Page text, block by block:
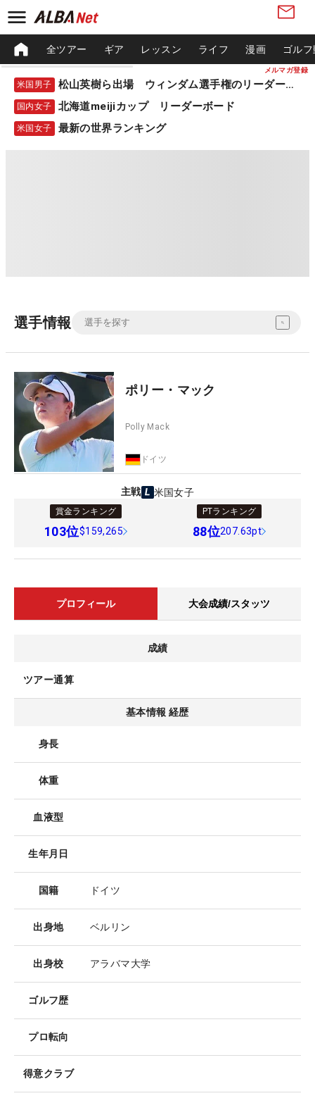
メルマガ登録
全ツアー ギア レッスン ライフ 漫画 ゴル
米国男子 松山英樹ら出場 ウィンダム選手権のリーダーボード
国内女子 北海道meijiカップ リーダーボード
米国女子 最新の世界ランキング
選手情報
ポリー・マック
Polly Mack
ドイツ
主戦 米国女子
賞金ランキング
103位$159,265
PTランキング
88位207.63pt
プロフィール 大会成績/スタッツ
成績
ツアー通算
基本情報 経歴
身長
体重
血液型
生年月日
国籍 ドイツ
出身地 ベルリン
出身校 アラバマ大学
ゴルフ歴
プロ転向
得意クラブ